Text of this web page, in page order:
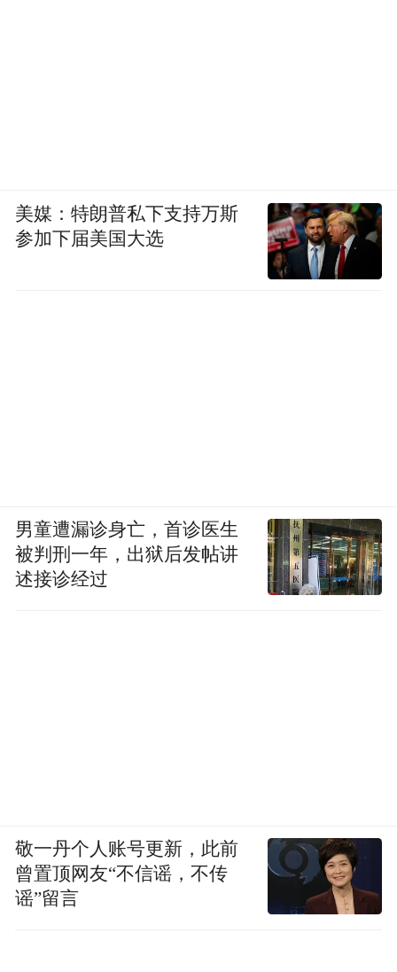
美媒：特朗普私下支持万斯
参加下届美国大选
男童遭漏诊身亡，首诊医生
被判刑一年，出狱后发帖讲
述接诊经过
敬一丹个人账号更新，此前
曾置顶网友“不信谣，不传
谣”留言